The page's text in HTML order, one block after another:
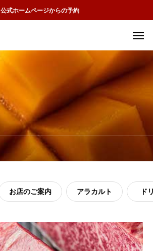
公式ホームページからの予約
お店のご案内 アラカルト ド